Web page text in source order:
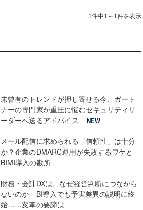
1件中1～1件を表示
未曾有のトレンドが押し寄せる今、ガート
ナーの専門家が重圧に悩むセキュリティリ
ーダーへ送るアドバイス
NEW
メール配信に求められる「信頼性」は十分
か？企業のDMARC運用が失敗するワケと
BIMI導入の勘所
財務・会計DXは、なぜ経営判断につながら
ないのか BI導入でも予実差異の説明に終
始……変革の要諦は